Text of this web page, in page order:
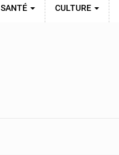
SANTÉ CULTURE